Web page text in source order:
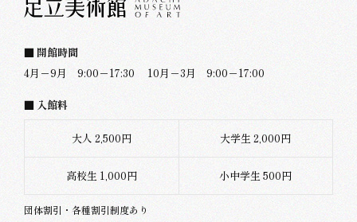
■ 開館時間
4月－9月 9:00－17:30
10月－3月 9:00－17:00
■ 入館料
大人 2,500円 大学生 2,000円
高校生 1,000円 小中学生 500円
団体割引・各種割引制度あり